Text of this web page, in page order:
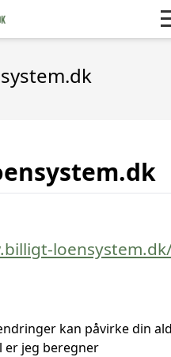
kan påvirke din
er jeg beregner